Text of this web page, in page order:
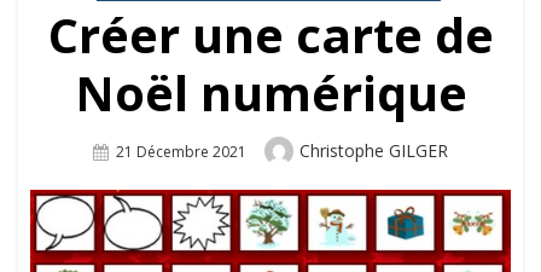
Créer une carte de
Noël numérique
Posted
21 Décembre 2021 Author
Christophe GILGER